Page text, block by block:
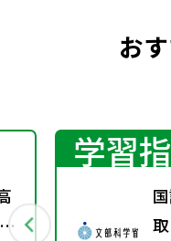
お
学習